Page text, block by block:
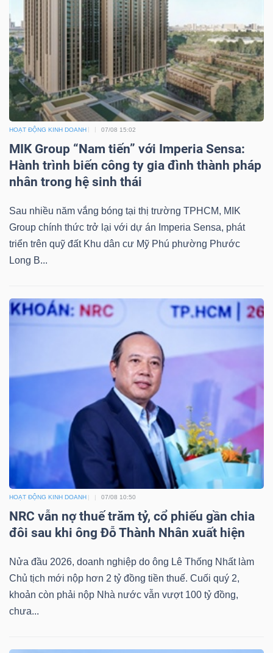
HOẠT ĐỘNG KINH DOANH 07/08 15:02
MIK Group “Nam tiến” với Imperia Sensa:
Hành trình biến công ty gia đình thành pháp
nhân trong hệ sinh thái
Sau nhiều năm vắng bóng tại thị trường TPHCM, MIK
Group chính thức trở lại với dự án Imperia Sensa, phát
triển trên quỹ đất Khu dân cư Mỹ Phú phường Phước
Long B...
HOẠT ĐỘNG KINH DOANH 07/08 10:50
NRC vẫn nợ thuế trăm tỷ, cổ phiếu gần chia
đôi sau khi ông Đỗ Thành Nhân xuất hiện
Nửa đầu 2026, doanh nghiệp do ông Lê Thống Nhất làm
Chủ tịch mới nộp hơn 2 tỷ đồng tiền thuế. Cuối quý 2,
khoản còn phải nộp Nhà nước vẫn vượt 100 tỷ đồng,
chưa...
Tất cả Người nội bộ Người liên quan Cổ đông lớn
Tin
tức
(-)
Bài
viết
của
tác
(-)
Báo
tích
ngữ
vụ
Đào
tạo
Sách
chính